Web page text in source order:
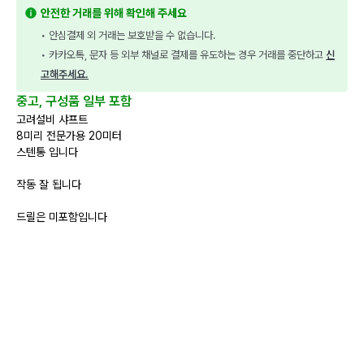
안전한 거래를 위해 확인해 주세요
• 안심결제 외 거래는 보호받을 수 없습니다.
• 카카오톡, 문자 등 외부 채널로 결제를 유도하는 경우 거래를 중단하고 신
고해주세요.
중고, 구성품 일부 포함
고려설비 샤프트
8미리 전문가용 20미터
스텐통 입니다
작동 잘 됩니다
드릴은 미포함입니다